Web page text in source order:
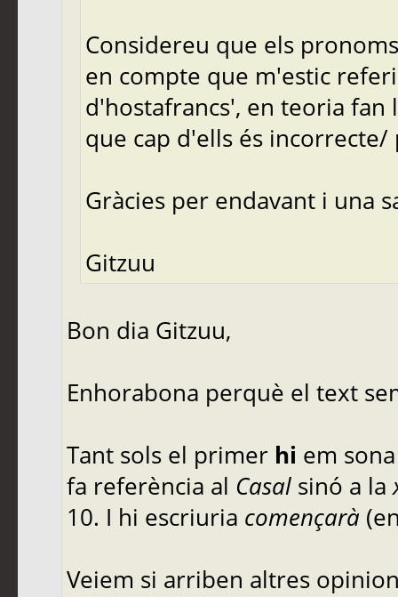
Considereu que els
en compte que m'estic
d'hostafrancs', en teoria fan
que cap d'ells és
Gràcies per endavant i una
Gitzuu
Bon dia Gitzuu,
Enhorabona perquè el text
Tant sols el primer hi em
fa referència al Casalsinó a la
10. I hi escriuria començarà
Veiem si arriben altres